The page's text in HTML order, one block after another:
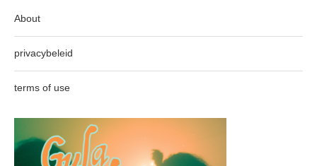
About
privacybeleid
terms of use